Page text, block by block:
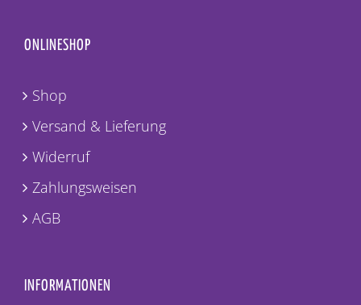
ONLINESHOP
Shop
Versand & Lieferung
Widerruf
Zahlungsweisen
AGB
INFORMATIONEN